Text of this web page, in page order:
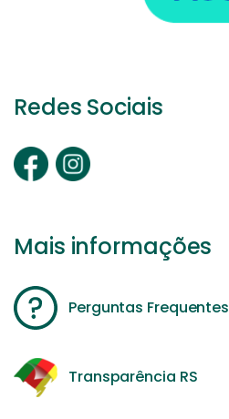
Redes Sociais
Mais informações
Perguntas Frequentes
Transparência RS